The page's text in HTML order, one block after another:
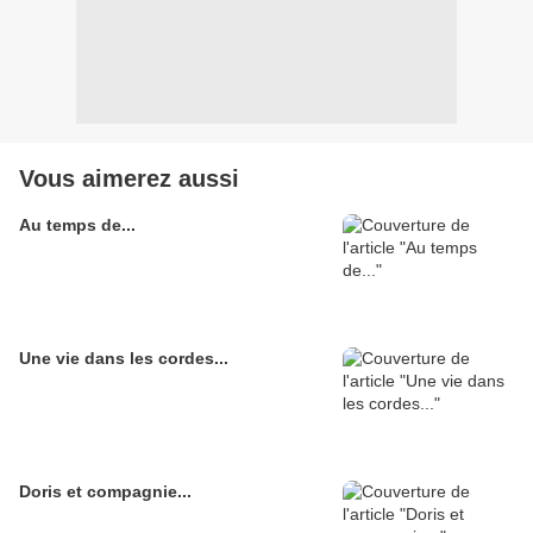
Vous aimerez aussi
Au temps de...
Une vie dans les cordes...
Doris et compagnie...